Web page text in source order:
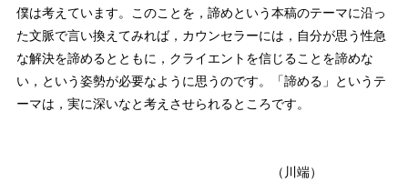
僕は考えています。このことを，諦めという本稿のテーマに沿っ
た文脈で言い換えてみれば，カウンセラーには，自分が思う性急
な解決を諦めるとともに，クライエントを信じることを諦めな
い，という姿勢が必要なように思うのです。「諦める」というテ
ーマは，実に深いなと考えさせられるところです。
（川端）